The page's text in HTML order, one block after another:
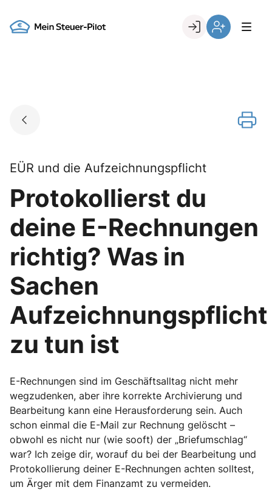
content
Go to landing page.
EÜR und die Aufzeichnungspflicht
Protokollierst du
deine E-Rechnungen
richtig? Was in
Sachen
Aufzeichnungspflicht
zu tun ist
E-Rechnungen sind im Geschäftsalltag nicht mehr
wegzudenken, aber ihre korrekte Archivierung und
Bearbeitung kann eine Herausforderung sein. Auch
schon einmal die E-Mail zur Rechnung gelöscht –
obwohl es nicht nur (wie sooft) der „Briefumschlag“
war? Ich zeige dir, worauf du bei der Bearbeitung und
Protokollierung deiner E-Rechnungen achten solltest,
um Ärger mit dem Finanzamt zu vermeiden.